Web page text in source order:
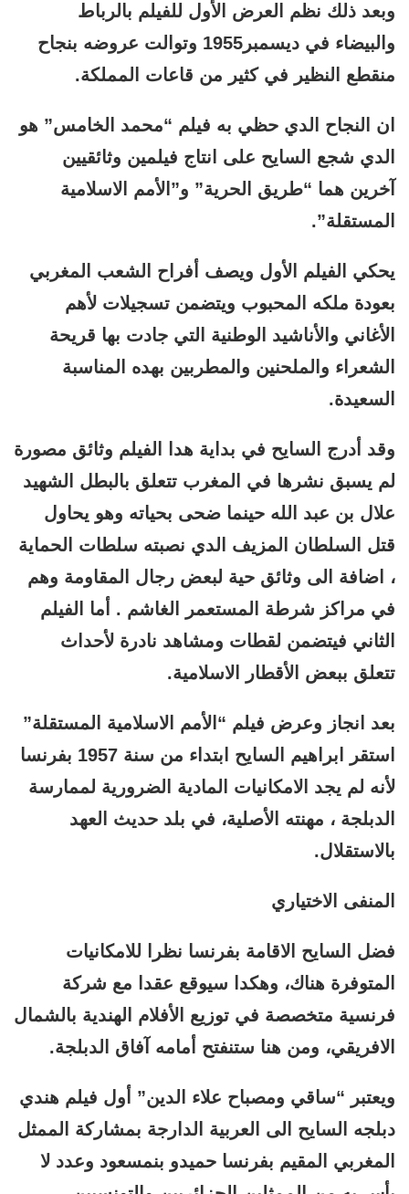
وبعد ذلك نظم العرض الأول للفيلم بالرباط
والبيضاء في ديسمبر1955 وتوالت عروضه بنجاح
منقطع النظير في كثير من قاعات المملكة.
ان النجاح الدي حظي به فيلم “محمد الخامس” هو
الدي شجع السايح على انتاج فيلمين وثائقيين
آخرين هما “طريق الحرية” و”الأمم الاسلامية
المستقلة”.
يحكي الفيلم الأول ويصف أفراح الشعب المغربي
بعودة ملكه المحبوب ويتضمن تسجيلات لأهم
الأغاني والأناشيد الوطنية التي جادت بها قريحة
الشعراء والملحنين والمطربين بهده المناسبة
السعيدة.
وقد أدرج السايح في بداية هدا الفيلم وثائق مصورة
لم يسبق نشرها في المغرب تتعلق بالبطل الشهيد
علال بن عبد الله حينما ضحى بحياته وهو يحاول
قتل السلطان المزيف الدي نصبته سلطات الحماية
، اضافة الى وثائق حية لبعض رجال المقاومة وهم
في مراكز شرطة المستعمر الغاشم . أما الفيلم
الثاني فيتضمن لقطات ومشاهد نادرة لأحداث
تتعلق ببعض الأقطار الاسلامية.
بعد انجاز وعرض فيلم “الأمم الاسلامية المستقلة”
استقر ابراهيم السايح ابتداء من سنة 1957 بفرنسا
لأنه لم يجد الامكانيات المادية الضرورية لممارسة
الدبلجة ، مهنته الأصلية، في بلد حديث العهد
بالاستقلال.
المنفى الاختياري
فضل السايح الاقامة بفرنسا نظرا للامكانيات
المتوفرة هناك، وهكدا سيوقع عقدا مع شركة
فرنسية متخصصة في توزيع الأفلام الهندية بالشمال
الافريقي، ومن هنا ستنفتح أمامه آفاق الدبلجة.
ويعتبر “ساقي ومصباح علاء الدين” أول فيلم هندي
دبلجه السايح الى العربية الدارجة بمشاركة الممثل
المغربي المقيم بفرنسا حميدو بنمسعود وعدد لا